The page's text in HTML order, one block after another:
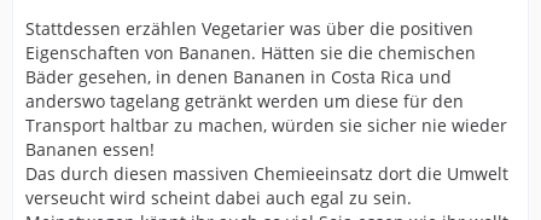
Stattdessen erzählen Vegetarier was über die positiven
Eigenschaften von Bananen. Hätten sie die chemischen
Bäder gesehen, in denen Bananen in Costa Rica und
anderswo tagelang getränkt werden um diese für den
Transport haltbar zu machen, würden sie sicher nie wieder
Bananen essen!
Das durch diesen massiven Chemieeinsatz dort die Umwelt
verseucht wird scheint dabei auch egal zu sein.